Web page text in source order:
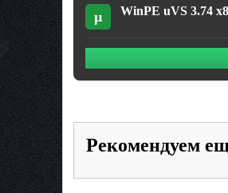
µ WinPE uVS 3.74
Рекомендуем